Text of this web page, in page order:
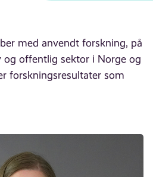
med anvendt forskning, på
offentlig sektor i Norge og
forskningsresultater som